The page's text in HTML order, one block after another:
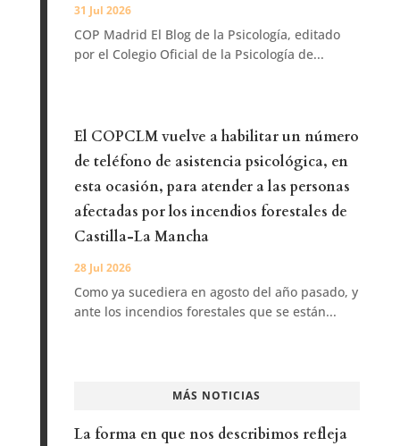
31 Jul 2026
COP Madrid El Blog de la Psicología, editado
por el Colegio Oficial de la Psicología de...
El COPCLM vuelve a habilitar un número
de teléfono de asistencia psicológica, en
esta ocasión, para atender a las personas
afectadas por los incendios forestales de
Castilla-La Mancha
28 Jul 2026
Como ya sucediera en agosto del año pasado, y
ante los incendios forestales que se están...
MÁS NOTICIAS
La forma en que nos describimos refleja